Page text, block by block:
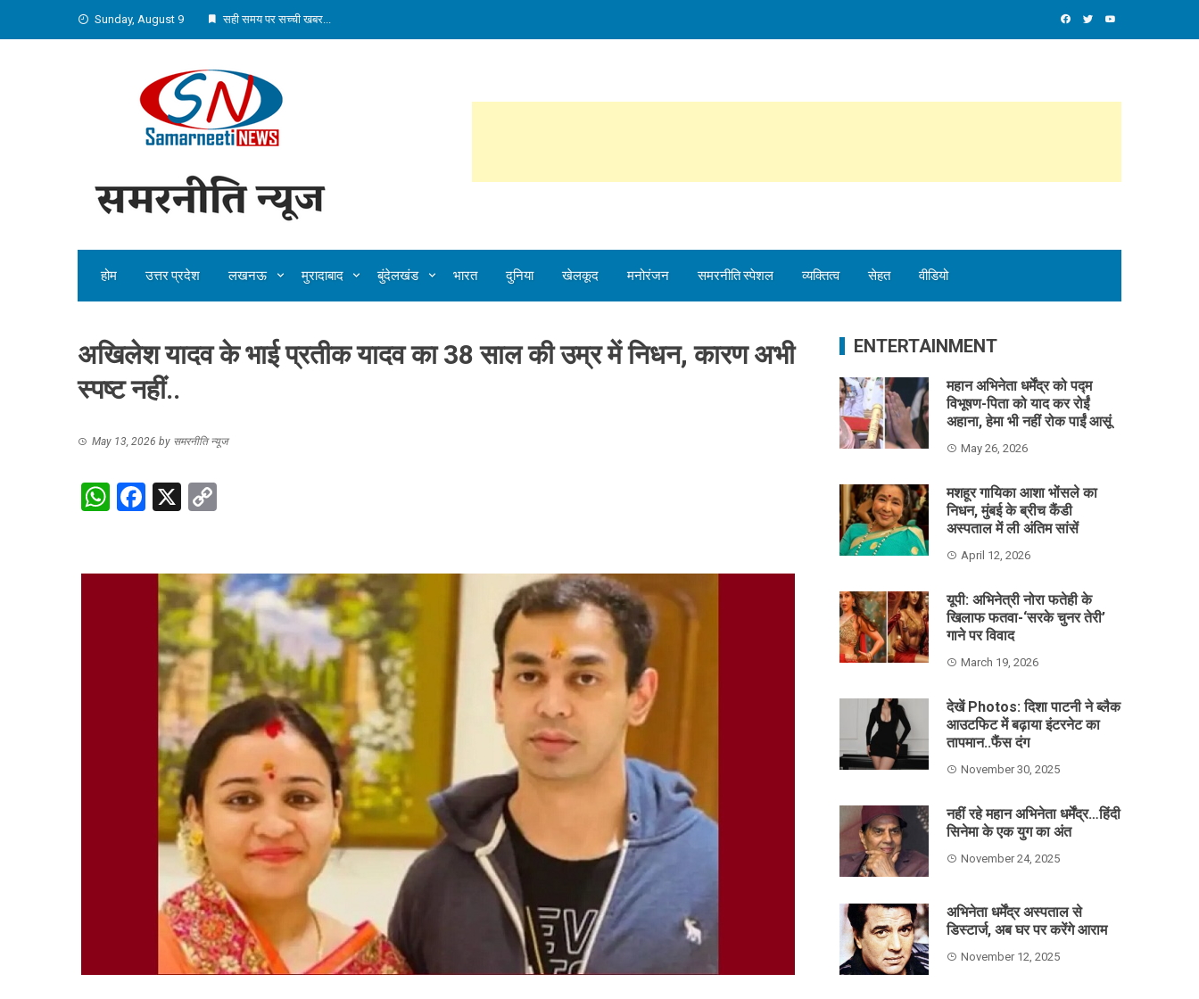
Sunday, August 9 सही समय पर सच्ची खबर...
होम उत्तर प्रदेश लखनऊ मुरादाबाद बुंदेलखंड भारत दुनिया खेलकूद मनोरंजन समरनीति स्पेशल व्यक्तित्व सेहत वीडियो
अखिलेश यादव के भाई प्रतीक यादव का 38 साल की उम्र में निधन, कारण अभी
स्पष्ट नहीं..
May 13, 2026 by समरनीति न्यूज
WhatsApp
Facebook
X
ENTERTAINMENT
महान अभिनेता धर्मेंद्र को पद्म
विभूषण-पिता को याद कर रोईं
अहाना, हेमा भी नहीं रोक पाईं आसूं
May 26, 2026
मशहूर गायिका आशा भोंसले का
निधन, मुंबई के ब्रीच कैंडी
अस्पताल में ली अंतिम सांसें
April 12, 2026
यूपी: अभिनेत्री नोरा फतेही के
खिलाफ फतवा-‘सरके चुनर तेरी’
गाने पर विवाद
March 19, 2026
देखें Photos: दिशा पाटनी ने ब्लैक
आउटफिट में बढ़ाया इंटरनेट का
तापमान..फैंस दंग
November 30, 2025
नहीं रहे महान अभिनेता धर्मेंद्र…हिंदी
सिनेमा के एक युग का अंत
November 24, 2025
अभिनेता धर्मेंद्र अस्पताल से
डिस्टार्ज, अब घर पर करेंगे आराम
November 12, 2025